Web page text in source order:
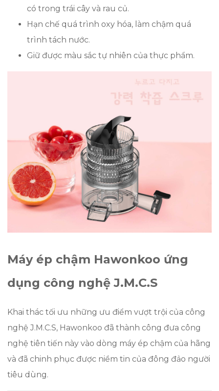
có trong trái cây và rau củ.
Hạn chế quá trình oxy hóa, làm chậm quá
trình tách nước.
Giữ được màu sắc tự nhiên của thực phẩm.
Máy ép chậm Hawonkoo ứng
dụng công nghệ J.M.C.S
Khai thác tối ưu những ưu điểm vượt trội của công
nghệ J.M.C.S, Hawonkoo đã thành công đưa công
nghệ tiên tiến này vào dòng máy ép chậm của hãng
và đã chinh phục được niềm tin của đông đảo người
tiêu dùng.